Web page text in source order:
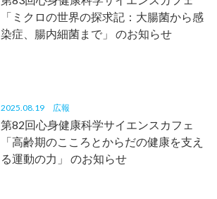
「ミクロの世界の探求記：大腸菌から感
染症、腸内細菌まで」 のお知らせ
2025.08.19 広報
第82回心身健康科学サイエンスカフェ
「高齢期のこころとからだの健康を支え
る運動の力」 のお知らせ